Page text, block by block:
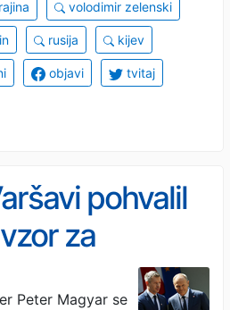
volodimir zelenski
rusija kijev
objavi tvitaj
pohvalil
za
Peter Magyar se